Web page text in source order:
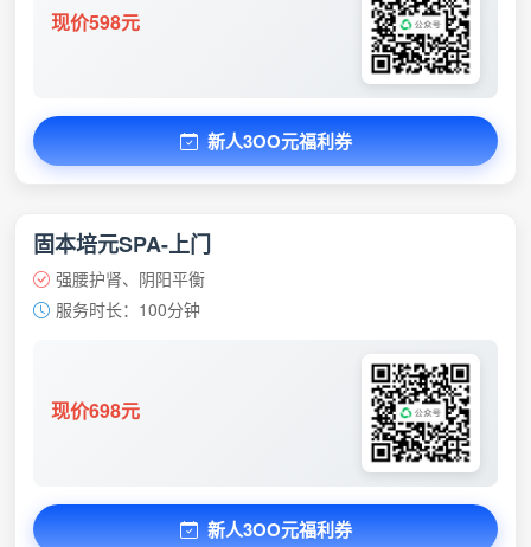
现价598元
新人3OO元福利券
固本培元SPA-上门
强腰护肾、阴阳平衡
服务时长：100分钟
现价698元
新人3OO元福利券